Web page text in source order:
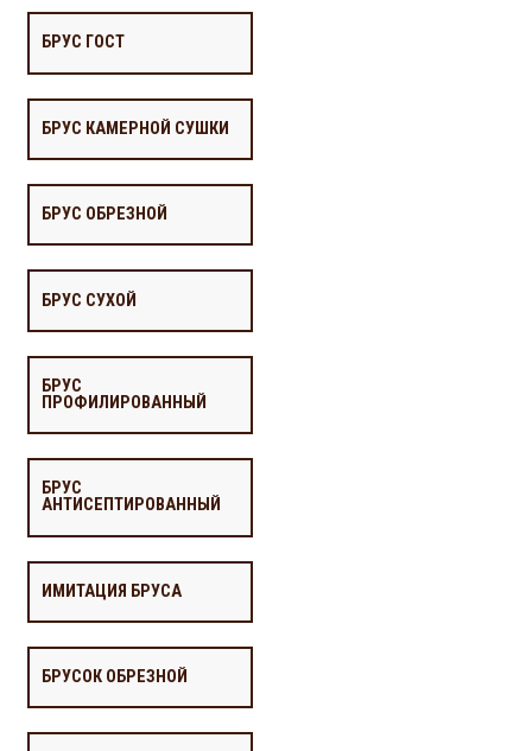
БРУС ГОСТ
БРУС КАМЕРНОЙ СУШКИ
БРУС ОБРЕЗНОЙ
БРУС СУХОЙ
БРУС
ПРОФИЛИРОВАННЫЙ
БРУС
АНТИСЕПТИРОВАННЫЙ
ИМИТАЦИЯ БРУСА
БРУСОК ОБРЕЗНОЙ